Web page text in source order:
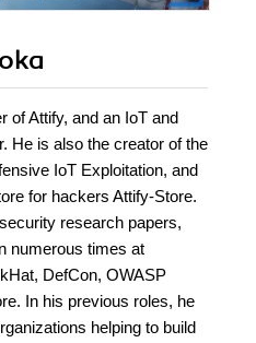
of Attify, and an IoT and
He is also the creator of the
IoT Exploitation, and
for hackers Attify-Store.
research papers,
numerous times at
DefCon, OWASP
In his previous roles, he
helping to build